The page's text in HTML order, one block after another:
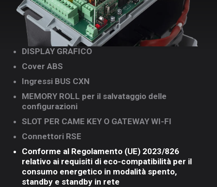
DISPLAY GRAFICO
Cover ABS
Ingressi BUS CXN
MEMORY ROLL per il salvataggio delle
configurazioni
SLOT PER CAME KEY O GATEWAY WI-FI
Connettori RSE
Conforme al Regolamento (UE) 2023/826
relativo ai requisiti di eco-compatibilità per il
consumo energetico in modalità spento,
standby e standby in rete